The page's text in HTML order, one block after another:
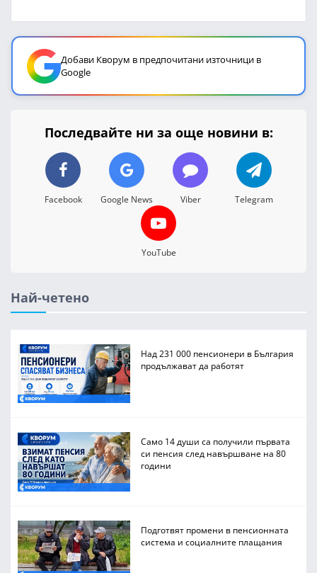
Добави Кворум в предпочитани източници в
Google
Последвайте ни за още новини в:
Facebook Google News Viber Telegram
YouTube
Най-четено
Над 231 000 пенсионери в България
продължават да работят
Само 14 души са получили първата
си пенсия след навършване на 80
години
Подготвят промени в пенсионната
система и социалните плащания